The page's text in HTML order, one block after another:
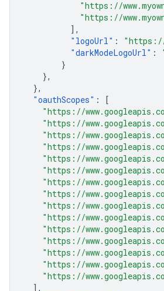
"https://
"https://
],
" logoUrl" :
"https://
"darkModeLogoUrl" :
}
},
},
"oauthScopes" :
[
"https://
"https://
"https://
"https://
"https://
"https://
"https://
"https://
"https://
"https://
"https://
"https://
"https://
"https://
"https://
],